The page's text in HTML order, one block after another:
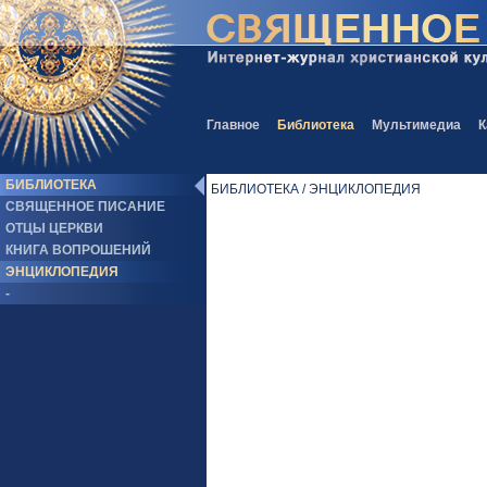
Главное Библиотека Мультимедиа
БИБЛИОТЕКА
СВЯЩЕННОЕ ПИСАНИЕ
ОТЦЫ ЦЕРКВИ
КНИГА ВОПРОШЕНИЙ
ЭНЦИКЛОПЕДИЯ
-
БИБЛИОТЕКА / ЭНЦИКЛОПЕДИЯ